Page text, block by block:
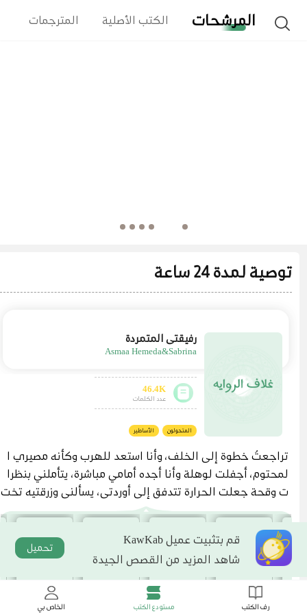
المترجمات الكتب الأصلية المرشحات
توصية لمدة 24 ساعة
رفيقتي المتمردة
Asmaa Hemeda&Sabrina
46.4K
عدد الكلمات
المتحولون الأساطير
تراجعتُ خطوة إلى الخلف، وأنا استعد للهرب وكأنه مصيري ا
لمحتوم، أجفلت لوهلة وأنا أجده أمامي مباشرة، يتأملني بنظرا
ت وقحة جعلت الحرارة تتدفق إلى أوردتي، يسألني وزرقتيه تخت
رق أعماقي، "ما اسمك يا جميلة؟" حدقت به لبرهة، ومن ثم أطل
قتُ العنان لساقيا أبتعد قدر استطاعتي، وأنا اندس بين المارة و
نجحت في الوصول إلى مخارج القرية. وبينما كنت التقط أنفا
سي، شعرتُ بيدٍ تكمم فمي، وذراع قوية تحاوط خصري من الخل
ف، وصاحبها يلصق جسدي به، يتراجع وهو يحملني بذراع واحد
دون أدنى عناء. وكزته بمرفقي إلى جانب ضلوعه بقوة، ولكن ل
قم بتثبيت عميل KawKab
شاهد المزيد من القصص الجيدة
تحميل
الخاص بي مستودع الكتب رف الكتب